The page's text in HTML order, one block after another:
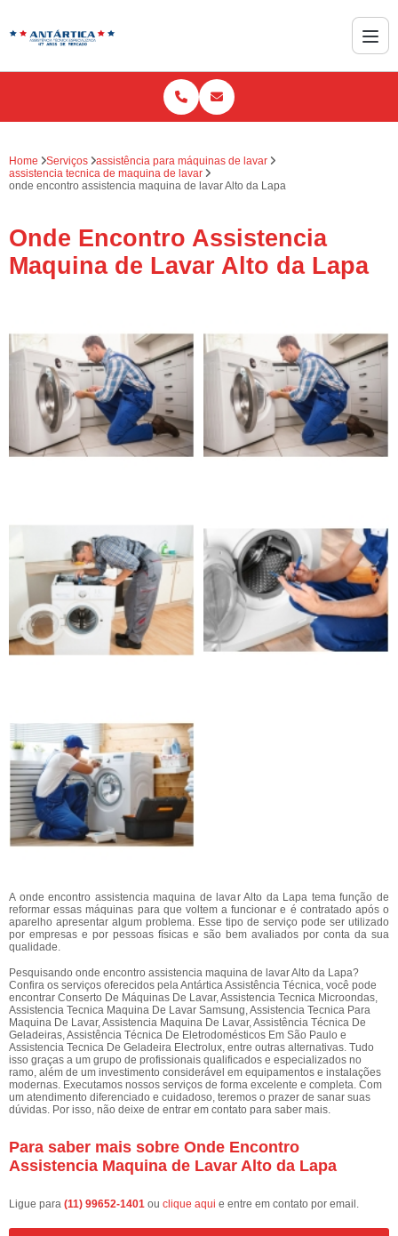
Home Serviços
assistência para máquinas de lavar
assistencia tecnica de maquina de lavar
onde encontro assistencia maquina de lavar Alto da Lapa
Onde Encontro Assistencia
Maquina de Lavar Alto da Lapa
A onde encontro assistencia maquina de lavar Alto da Lapa tema função de
reformar essas máquinas para que voltem a funcionar e é contratado após o
aparelho apresentar algum problema. Esse tipo de serviço pode ser utilizado
por empresas e por pessoas físicas e são bem avaliados por conta da sua
qualidade.
Pesquisando onde encontro assistencia maquina de lavar Alto da Lapa?
Confira os serviços oferecidos pela Antártica Assistência Técnica, você pode
encontrar Conserto De Máquinas De Lavar, Assistencia Tecnica Microondas,
Assistencia Tecnica Maquina De Lavar Samsung, Assistencia Tecnica Para
Maquina De Lavar, Assistencia Maquina De Lavar, Assistência Técnica De
Geladeiras, Assistência Técnica De Eletrodomésticos Em São Paulo e
Assistencia Tecnica De Geladeira Electrolux, entre outras alternativas. Tudo
isso graças a um grupo de profissionais qualificados e especializados no
ramo, além de um investimento considerável em equipamentos e instalações
modernas. Executamos nossos serviços de forma excelente e completa. Com
um atendimento diferenciado e cuidadoso, teremos o prazer de sanar suas
dúvidas. Por isso, não deixe de entrar em contato para saber mais.
Para saber mais sobre Onde Encontro
Assistencia Maquina de Lavar Alto da Lapa
Ligue para (11) 99652-1401 ou clique aqui e entre em contato por email.